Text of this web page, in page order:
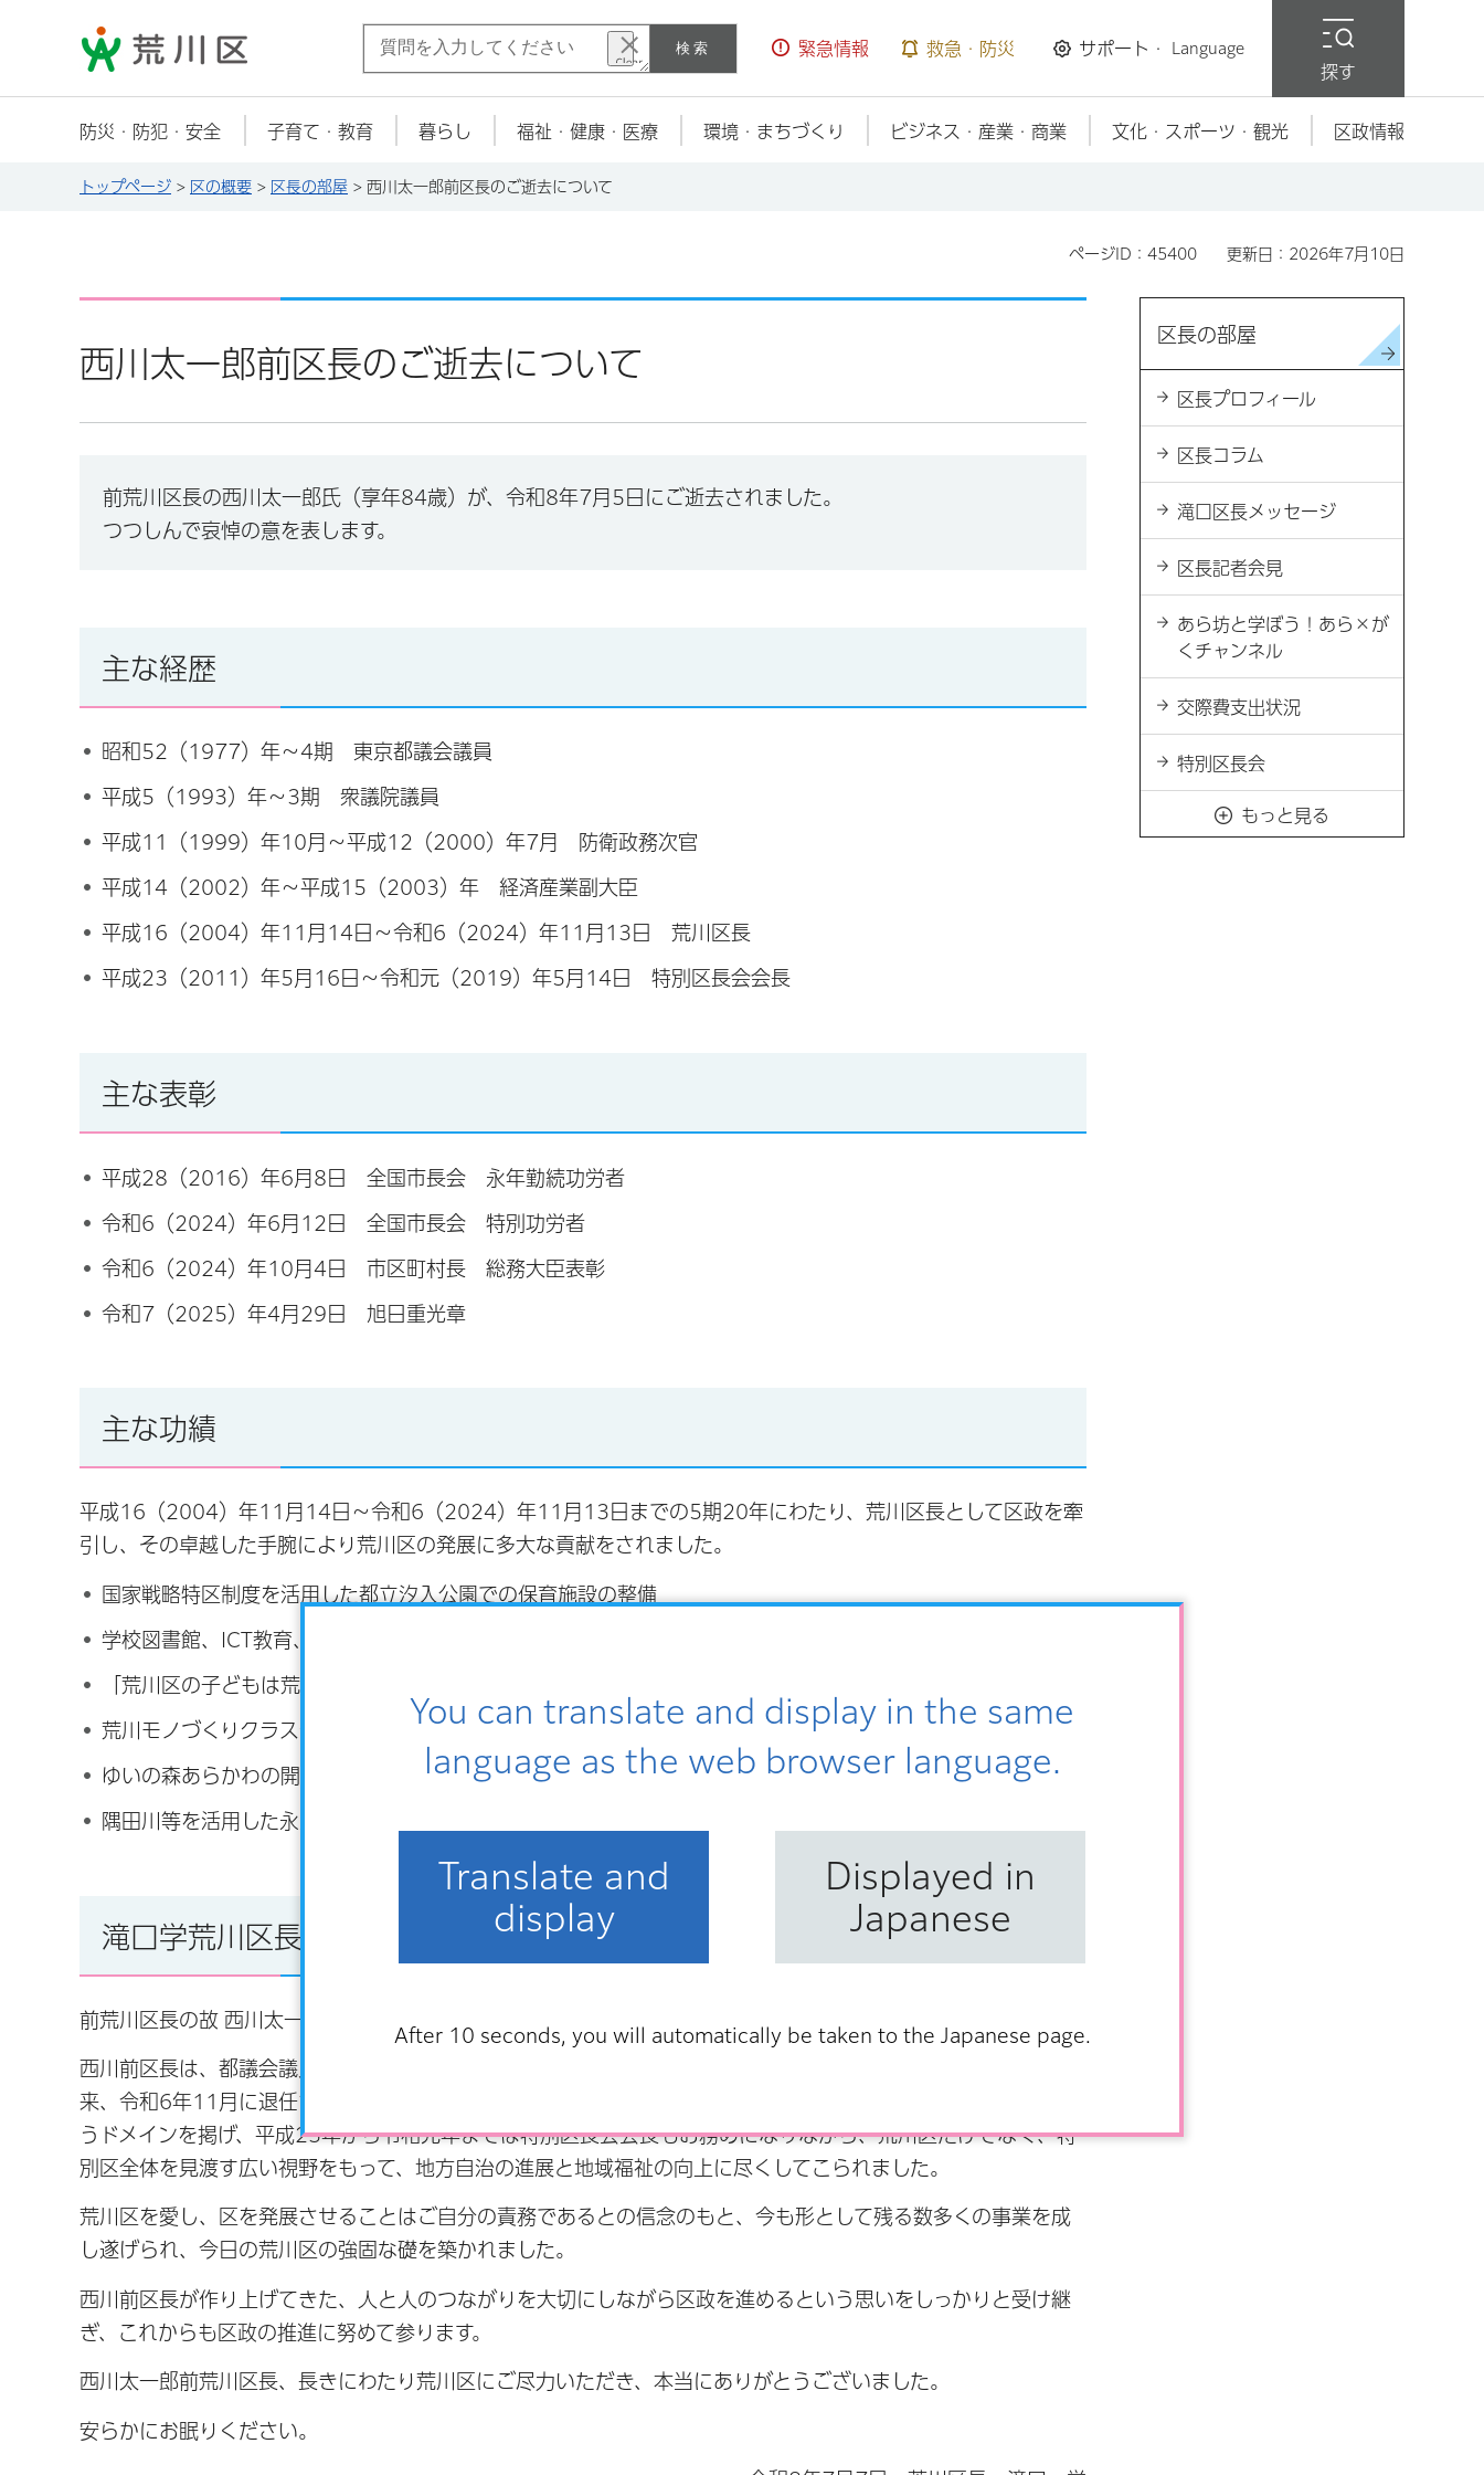
You can translate and display in the same
language as the web browser language.
Translate and
display
Displayed in
Japanese
After 10 seconds, you will automatically be taken to the Japanese page.
荒川区 検索 緊急情報 救急・防災 サポート・ Language
探す
防災・防犯・安全 子育て・教育 暮らし 福祉・健康・医療 環境・まちづくり ビジネス・産業・商業 文化・スポーツ・観光 区政情報
トップページ > 区の概要 > 区長の部屋 > 西川太一郎前区長のご逝去について
ページID：45400 更新日：2026年7月10日
西川太一郎前区長のご逝去について
前荒川区長の西川太一郎氏（享年84歳）が、令和8年7月5日にご逝去されました。
つつしんで哀悼の意を表します。
主な経歴
昭和52（1977）年～4期 東京都議会議員
平成5（1993）年〜3期 衆議院議員
平成11（1999）年10月～平成12（2000）年7月 防衛政務次官
平成14（2002）年～平成15（2003）年 経済産業副大臣
平成16（2004）年11月14日～令和6（2024）年11月13日 荒川区長
平成23（2011）年5月16日～令和元（2019）年5月14日 特別区長会会長
主な表彰
平成28（2016）年6月8日 全国市長会 永年勤続功労者
令和6（2024）年6月12日 全国市長会 特別功労者
令和6（2024）年10月4日 市区町村長 総務大臣表彰
令和7（2025）年4月29日 旭日重光章
主な功績
平成16（2004）年11月14日～令和6（2024）年11月13日までの5期20年にわたり、荒川区長として区政を牽
引し、その卓越した手腕により荒川区の発展に多大な貢献をされました。
国家戦略特区制度を活用した都立汐入公園での保育施設の整備
学校図書館、ICT教育、英語教育などの学校教育の充実
「荒川区の子どもは荒川区で守る」を掲げた区立児童相談所の開設
荒川モノづくりクラスター（MACC（マック））プロジェクトの推進
ゆいの森あらかわの開館をはじめとした読書のまちづくりの推進
隅田川等を活用した永久水利の整備
滝口学荒川区長コメント
前荒川区長の故 西川太一郎 様のご逝去を悼み、謹んで哀悼の意を表します。
西川前区長は、都議会議員、衆議院議員の要職をお務めになり、平成16年11月に荒川区長に就任されました。以
来、令和6年11月に退任されるまでの5期20年の長きにわたり、「区政は区民を幸せにするシステムである」とい
うドメインを掲げ、平成23年から令和元年までは特別区長会会長もお務めになりながら、荒川区だけでなく、特
別区全体を見渡す広い視野をもって、地方自治の進展と地域福祉の向上に尽くしてこられました。
荒川区を愛し、区を発展させることはご自分の責務であるとの信念のもと、今も形として残る数多くの事業を成
し遂げられ、今日の荒川区の強固な礎を築かれました。
西川前区長が作り上げてきた、人と人のつながりを大切にしながら区政を進めるという思いをしっかりと受け継
ぎ、これからも区政の推進に努めて参ります。
西川太一郎前荒川区長、長きにわたり荒川区にご尽力いただき、本当にありがとうございました。
安らかにお眠りください。
区長の部屋
区長プロフィール
区長コラム
滝口区長メッセージ
区長記者会見
あら坊と学ぼう！あら×が
くチャンネル
交際費支出状況
特別区長会
もっと見る